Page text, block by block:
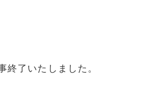
了いたしました。